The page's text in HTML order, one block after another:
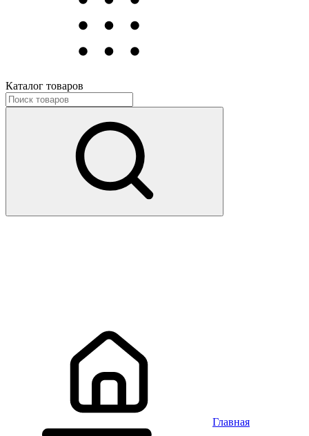
Каталог товаров
Главная